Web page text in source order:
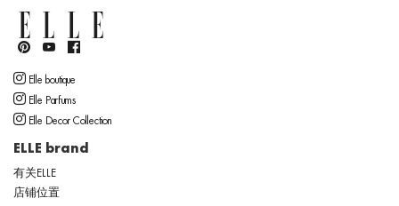
Elle boutique
Elle Parfums
Elle Decor Collection
ELLE brand
有关ELLE
店铺位置